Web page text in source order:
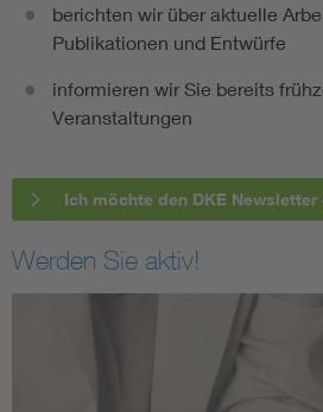
berichten wir über aktuelle
Publikationen und Entwürfe
informieren wir Sie bereits
Veranstaltungen
Ich möchte den DKE Newsletter
Werden Sie aktiv!